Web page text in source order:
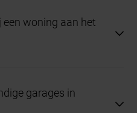
woning aan het
en zijn
garages in